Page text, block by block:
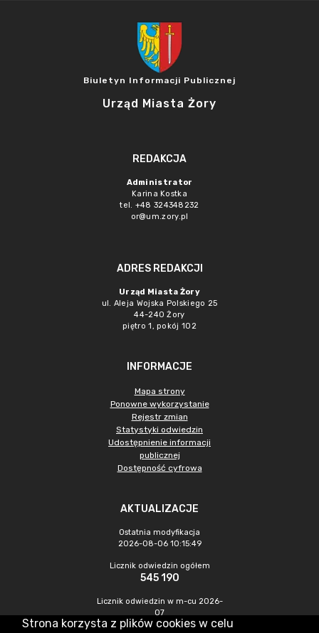
Biuletyn Informacji Publicznej
Urząd Miasta Żory
REDAKCJA
Administrator
Karina Kostka
tel. +48 324348232
or@um.zory.pl
ADRES REDAKCJI
Urząd Miasta Żory
ul. Aleja Wojska Polskiego 25
44-240 Żory
piętro 1, pokój 102
INFORMACJE
Mapa strony
Ponowne wykorzystanie
Rejestr zmian
Statystyki odwiedzin
Udostępnienie informacji
publicznej
Dostępność cyfrowa
AKTUALIZACJE
Ostatnia modyfikacja
2026-08-06 10:15:49
Licznik odwiedzin ogółem
545 190
Licznik odwiedzin w m-cu 2026-
07
1 206
Strona korzysta z plików cookies w celu